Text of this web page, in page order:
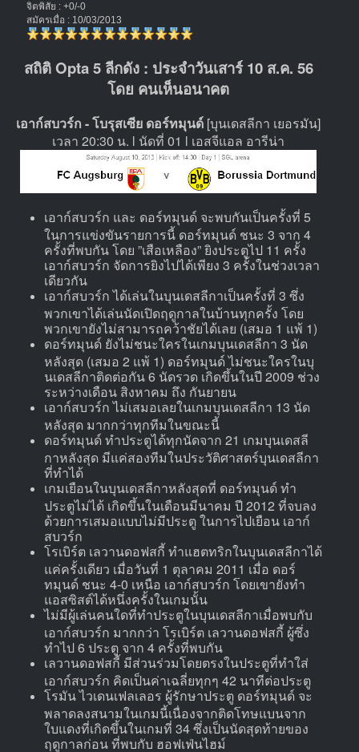
จิตพิสัย : +0/-0
สมัครเมื่อ : 10/03/2013
สถิติ Opta 5 ลีกดัง : ประจำวันเสาร์ 10 ส.ค. 56
โดย คนเห็นอนาคต
เอาก์สบวร์ก - โบรุสเซีย ดอร์ทมุนด์ [บุนเดสลีกา เยอรมัน]
เวลา 20:30 น. l นัดที่ 01 l เอสจีแอล อารีน่า
เอาก์สบวร์ก และ ดอร์ทมุนด์ จะพบกันเป็นครั้งที่ 5
ในการแข่งขันรายการนี้ ดอร์ทมุนด์ ชนะ 3 จาก 4
ครั้งที่พบกัน โดย ”เสือเหลือง” ยิงประตูไป 11 ครั้ง
เอาก์สบวร์ก จัดการยิงไปได้เพียง 3 ครั้งในช่วงเวลา
เดียวกัน
เอาก์สบวร์ก ได้เล่นในบุนเดสลีกาเป็นครั้งที่ 3 ซึ่ง
พวกเขาได้เล่นนัดเปิดฤดูกาลในบ้านทุกครั้ง โดย
พวกเขายังไม่สามารถคว้าชัยได้เลย (เสมอ 1 แพ้ 1)
ดอร์ทมุนด์ ยังไม่ชนะใครในเกมบุนเดสลีกา 3 นัด
หลังสุด (เสมอ 2 แพ้ 1) ดอร์ทมุนด์ ไม่ชนะใครในบุ
นเดสลีกาติดต่อกัน 6 นัดรวด เกิดขึ้นในปี 2009 ช่วง
ระหว่างเดือน สิงหาคม ถึง กันยายน
เอาก์สบวร์ก ไม่เสมอเลยในเกมบุนเดสลีกา 13 นัด
หลังสุด มากกว่าทุกทีมในขณะนี้
ดอร์ทมุนด์ ทำประตูได้ทุกนัดจาก 21 เกมบุนเดสลี
กาหลังสุด มีแค่สองทีมในประวัติศาสตร์บุนเดสลีกา
ที่ทำได้
เกมเยือนในบุนเดสลีกาหลังสุดที่ ดอร์ทมุนด์ ทำ
ประตูไม่ได้ เกิดขึ้นในเดือนมีนาคม ปี 2012 ที่จบลง
ด้วยการเสมอแบบไม่มีประตู ในการไปเยือน เอาก์
สบวร์ก
โรเบิร์ต เลวานดอฟสกี้ ทำแฮตทริกในบุนเดสลีกาได้
แค่ครั้งเดียว เมื่อวันที่ 1 ตุลาคม 2011 เมื่อ ดอร์
ทมุนด์ ชนะ 4-0 เหนือ เอาก์สบวร์ก โดยเขายังทำ
แอสซิสต์ได้หนึ่งครั้งในเกมนั้น
ไม่มีผู้เล่นคนใดที่ทำประตูในบุนเดสลีกาเมื่อพบกับ
เอาก์สบวร์ก มากกว่า โรเบิร์ต เลวานดอฟสกี้ ผู้ซึ่ง
ทำไป 6 ประตู จาก 4 ครั้งที่พบกัน
เลวานดอฟสกี้ มีส่วนร่วมโดยตรงในประตูที่ทำใส่
เอาก์สบวร์ก คิดเป็นค่าเฉลี่ยทุกๆ 42 นาทีต่อประตู
โรมัน ไวเดนเฟลเลอร ผู้รักษาประตู ดอร์ทมุนด์ จะ
พลาดลงสนามในเกมนี้เนื่องจากติดโทษแบนจาก
ใบแดงที่เกิดขึ้นในเกมที่ 34 ซึ่งเป็นนัดสุดท้ายของ
ฤดูกาลก่อน ที่พบกับ ฮอฟเฟ่นไฮม์